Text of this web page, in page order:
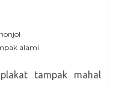
alami
tampak mahal